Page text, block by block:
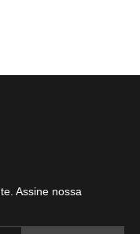
Assine nossa